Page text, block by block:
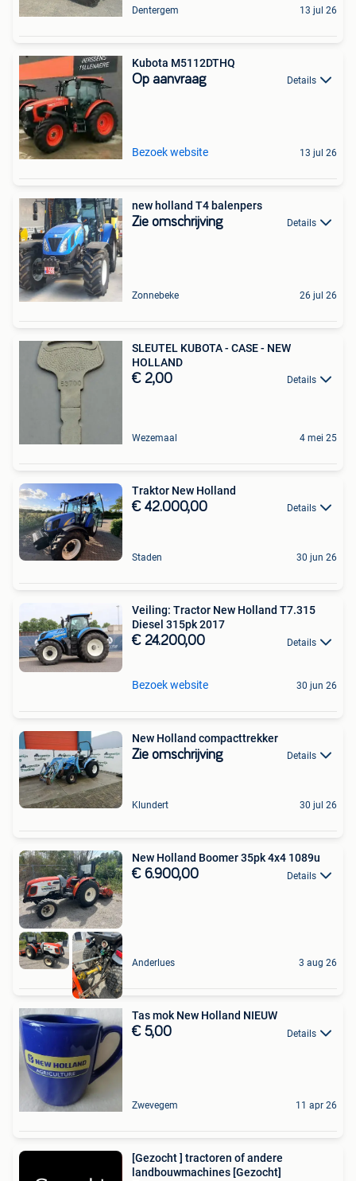
Dentergem 13 jul 26
Kubota M5112DTHQ
Op aanvraag Details
Bezoek website 13 jul 26
new holland T4 balenpers
Zie omschrijving Details
Zonnebeke 26 jul 26
SLEUTEL KUBOTA - CASE - NEW
HOLLAND
€ 2,00 Details
Wezemaal 4 mei 25
Traktor New Holland
€ 42.000,00 Details
Staden 30 jun 26
Veiling: Tractor New Holland T7.315
Diesel 315pk 2017
€ 24.200,00 Details
Bezoek website 30 jun 26
New Holland compacttrekker
Zie omschrijving Details
Klundert 30 jul 26
New Holland Boomer 35pk 4x4 1089u
€ 6.900,00 Details
Anderlues 3 aug 26
Tas mok New Holland NIEUW
€ 5,00 Details
Zwevegem 11 apr 26
[Gezocht ] tractoren of andere
landbouwmachines [Gezocht]